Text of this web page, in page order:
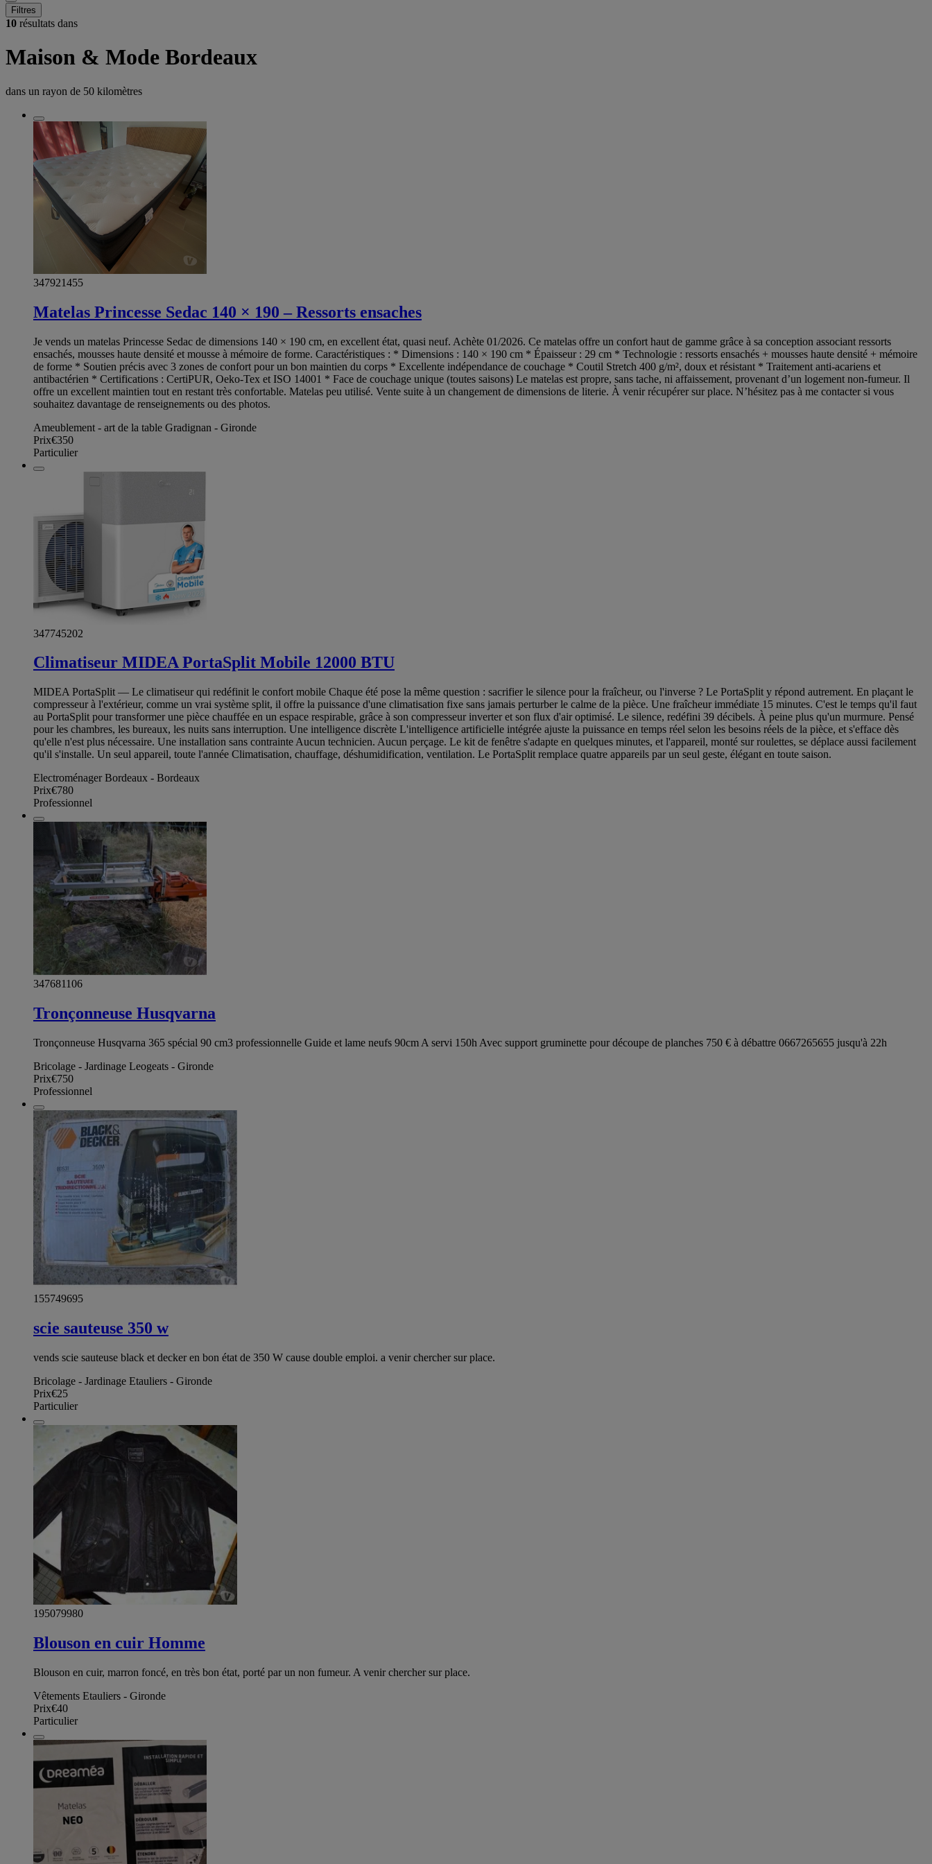
Filtres
10 résultats dans
Maison & Mode Bordeaux
dans un rayon de 50 kilomètres
347921455
Matelas Princesse Sedac 140 × 190 – Ressorts ensaches
Je vends un matelas Princesse Sedac de dimensions 140 × 190 cm, en excellent état, quasi neuf. Achète 01/2026. Ce matelas offre un confort haut de gamme grâce à sa conception associant ressorts
ensachés, mousses haute densité et mousse à mémoire de forme. Caractéristiques : * Dimensions : 140 × 190 cm * Épaisseur : 29 cm * Technologie : ressorts ensachés + mousses haute densité + mémoire
de forme * Soutien précis avec 3 zones de confort pour un bon maintien du corps * Excellente indépendance de couchage * Coutil Stretch 400 g/m², doux et résistant * Traitement anti-acariens et
antibactérien * Certifications : CertiPUR, Oeko-Tex et ISO 14001 * Face de couchage unique (toutes saisons) Le matelas est propre, sans tache, ni affaissement, provenant d’un logement non-fumeur. Il
offre un excellent maintien tout en restant très confortable. Matelas peu utilisé. Vente suite à un changement de dimensions de literie. À venir récupérer sur place. N’hésitez pas à me contacter si vous
souhaitez davantage de renseignements ou des photos.
Ameublement - art de la table Gradignan - Gironde
Prix€350
Particulier
347745202
Climatiseur MIDEA PortaSplit Mobile 12000 BTU
MIDEA PortaSplit — Le climatiseur qui redéfinit le confort mobile Chaque été pose la même question : sacrifier le silence pour la fraîcheur, ou l'inverse ? Le PortaSplit y répond autrement. En plaçant le
compresseur à l'extérieur, comme un vrai système split, il offre la puissance d'une climatisation fixe sans jamais perturber le calme de la pièce. Une fraîcheur immédiate 15 minutes. C'est le temps qu'il faut
au PortaSplit pour transformer une pièce chauffée en un espace respirable, grâce à son compresseur inverter et son flux d'air optimisé. Le silence, redéfini 39 décibels. À peine plus qu'un murmure. Pensé
pour les chambres, les bureaux, les nuits sans interruption. Une intelligence discrète L'intelligence artificielle intégrée ajuste la puissance en temps réel selon les besoins réels de la pièce, et s'efface dès
qu'elle n'est plus nécessaire. Une installation sans contrainte Aucun technicien. Aucun perçage. Le kit de fenêtre s'adapte en quelques minutes, et l'appareil, monté sur roulettes, se déplace aussi facilement
qu'il s'installe. Un seul appareil, toute l'année Climatisation, chauffage, déshumidification, ventilation. Le PortaSplit remplace quatre appareils par un seul geste, élégant en toute saison.
Electroménager Bordeaux - Bordeaux
Prix€780
Professionnel
347681106
Tronçonneuse Husqvarna
Tronçonneuse Husqvarna 365 spécial 90 cm3 professionnelle Guide et lame neufs 90cm A servi 150h Avec support gruminette pour découpe de planches 750 € à débattre 0667265655 jusqu'à 22h
Bricolage - Jardinage Leogeats - Gironde
Prix€750
Professionnel
155749695
scie sauteuse 350 w
vends scie sauteuse black et decker en bon état de 350 W cause double emploi. a venir chercher sur place.
Bricolage - Jardinage Etauliers - Gironde
Prix€25
Particulier
195079980
Blouson en cuir Homme
Blouson en cuir, marron foncé, en très bon état, porté par un non fumeur. A venir chercher sur place.
Vêtements Etauliers - Gironde
Prix€40
Particulier